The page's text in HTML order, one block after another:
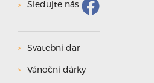
Sledujte nás
Svatební dar
Vánoční dárky